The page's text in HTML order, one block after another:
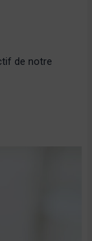
de notre